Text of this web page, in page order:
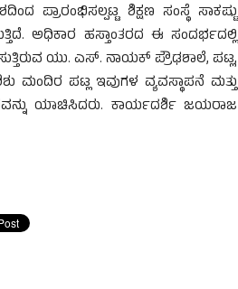
ಪ್ರಾರಂಭಿಸಲ್ಪಟ್ಟ ಶಿಕ್ಷಣ ಸಂಸ್ಥೆ ಸಾಕಷ್ಟು
ಅಧಿಕಾರ ಹಸ್ತಾಂತರದ ಈ ಸಂದರ್ಭದಲ್ಲಿ
ಯು. ಎಸ್.‌ ನಾಯಕ್‌ ಪ್ರೌಢಶಾಲೆ, ಪಟ್ಲ,
ಮಂದಿರ ಪಟ್ಲ ಇವುಗಳ ವ್ಯವಸ್ಥಾಪನೆ ಮತ್ತು
ಯಾಚಿಸಿದರು. ಕಾರ್ಯದರ್ಶಿ ಜಯರಾಜ